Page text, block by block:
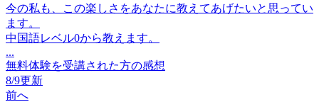
今の私も、この楽しさをあなたに教えてあげたいと思ってい
ます。
中国語レベル0から教えます。
...
無料体験を受講された方の感想
8/9更新
前へ